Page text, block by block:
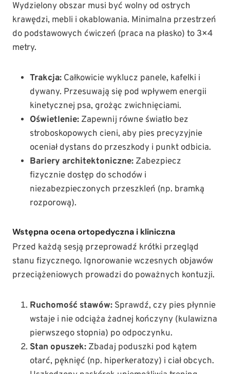
Wydzielony obszar musi być wolny od ostrych
krawędzi, mebli i okablowania. Minimalna przestrzeń
do podstawowych ćwiczeń (praca na płasko) to 3×4
metry.
Trakcja: Całkowicie wyklucz panele, kafelki i
dywany. Przesuwają się pod wpływem energii
kinetycznej psa, grożąc zwichnięciami.
Oświetlenie: Zapewnij równe światło bez
stroboskopowych cieni, aby pies precyzyjnie
oceniał dystans do przeszkody i punkt odbicia.
Bariery architektoniczne: Zabezpiecz
fizycznie dostęp do schodów i
niezabezpieczonych przeszkleń (np. bramką
rozporową).
Wstępna ocena ortopedyczna i kliniczna
Przed każdą sesją przeprowadź krótki przegląd
stanu fizycznego. Ignorowanie wczesnych objawów
przeciążeniowych prowadzi do poważnych kontuzji.
Ruchomość stawów: Sprawdź, czy pies płynnie
wstaje i nie odciąża żadnej kończyny (kulawizna
pierwszego stopnia) po odpoczynku.
Stan opuszek: Zbadaj poduszki pod kątem
otarć, pęknięć (np. hiperkeratozy) i ciał obcych.